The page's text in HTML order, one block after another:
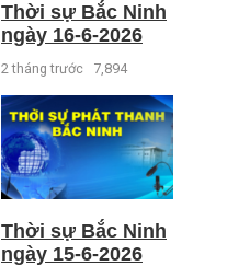
Thời sự Bắc Ninh
ngày 16-6-2026
2 tháng trước 7,894
Thời sự Bắc Ninh
ngày 15-6-2026